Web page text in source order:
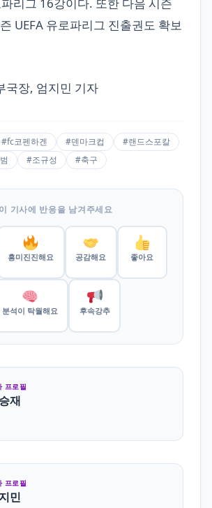
UEFA 유로파리그 진출권도 확보
국장, 엄지민 기자
#fc코펜하겐 #덴마크컵
#랜드스포칼
#조규성 #축구
이 기사에 반응을 남겨주세요
흥미진진해요 공감해요 좋아요
분석이 탁월해요 후속강추
프로필
재
프로필
민